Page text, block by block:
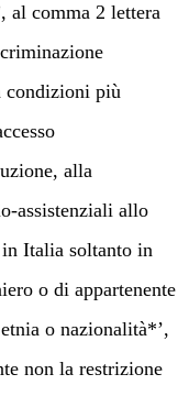
al comma 2 lettera
condizioni più
alla
assistenziali allo
in Italia soltanto in
o di appartenente
o nazionalità*’,
non la restrizione